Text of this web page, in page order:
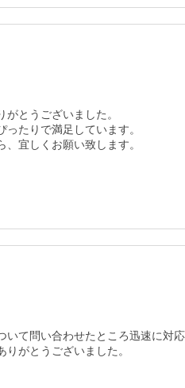
とうございました。
たりで満足しています。
、宜しくお願い致します。
いて問い合わせたところ迅速に対
りがとうございました。